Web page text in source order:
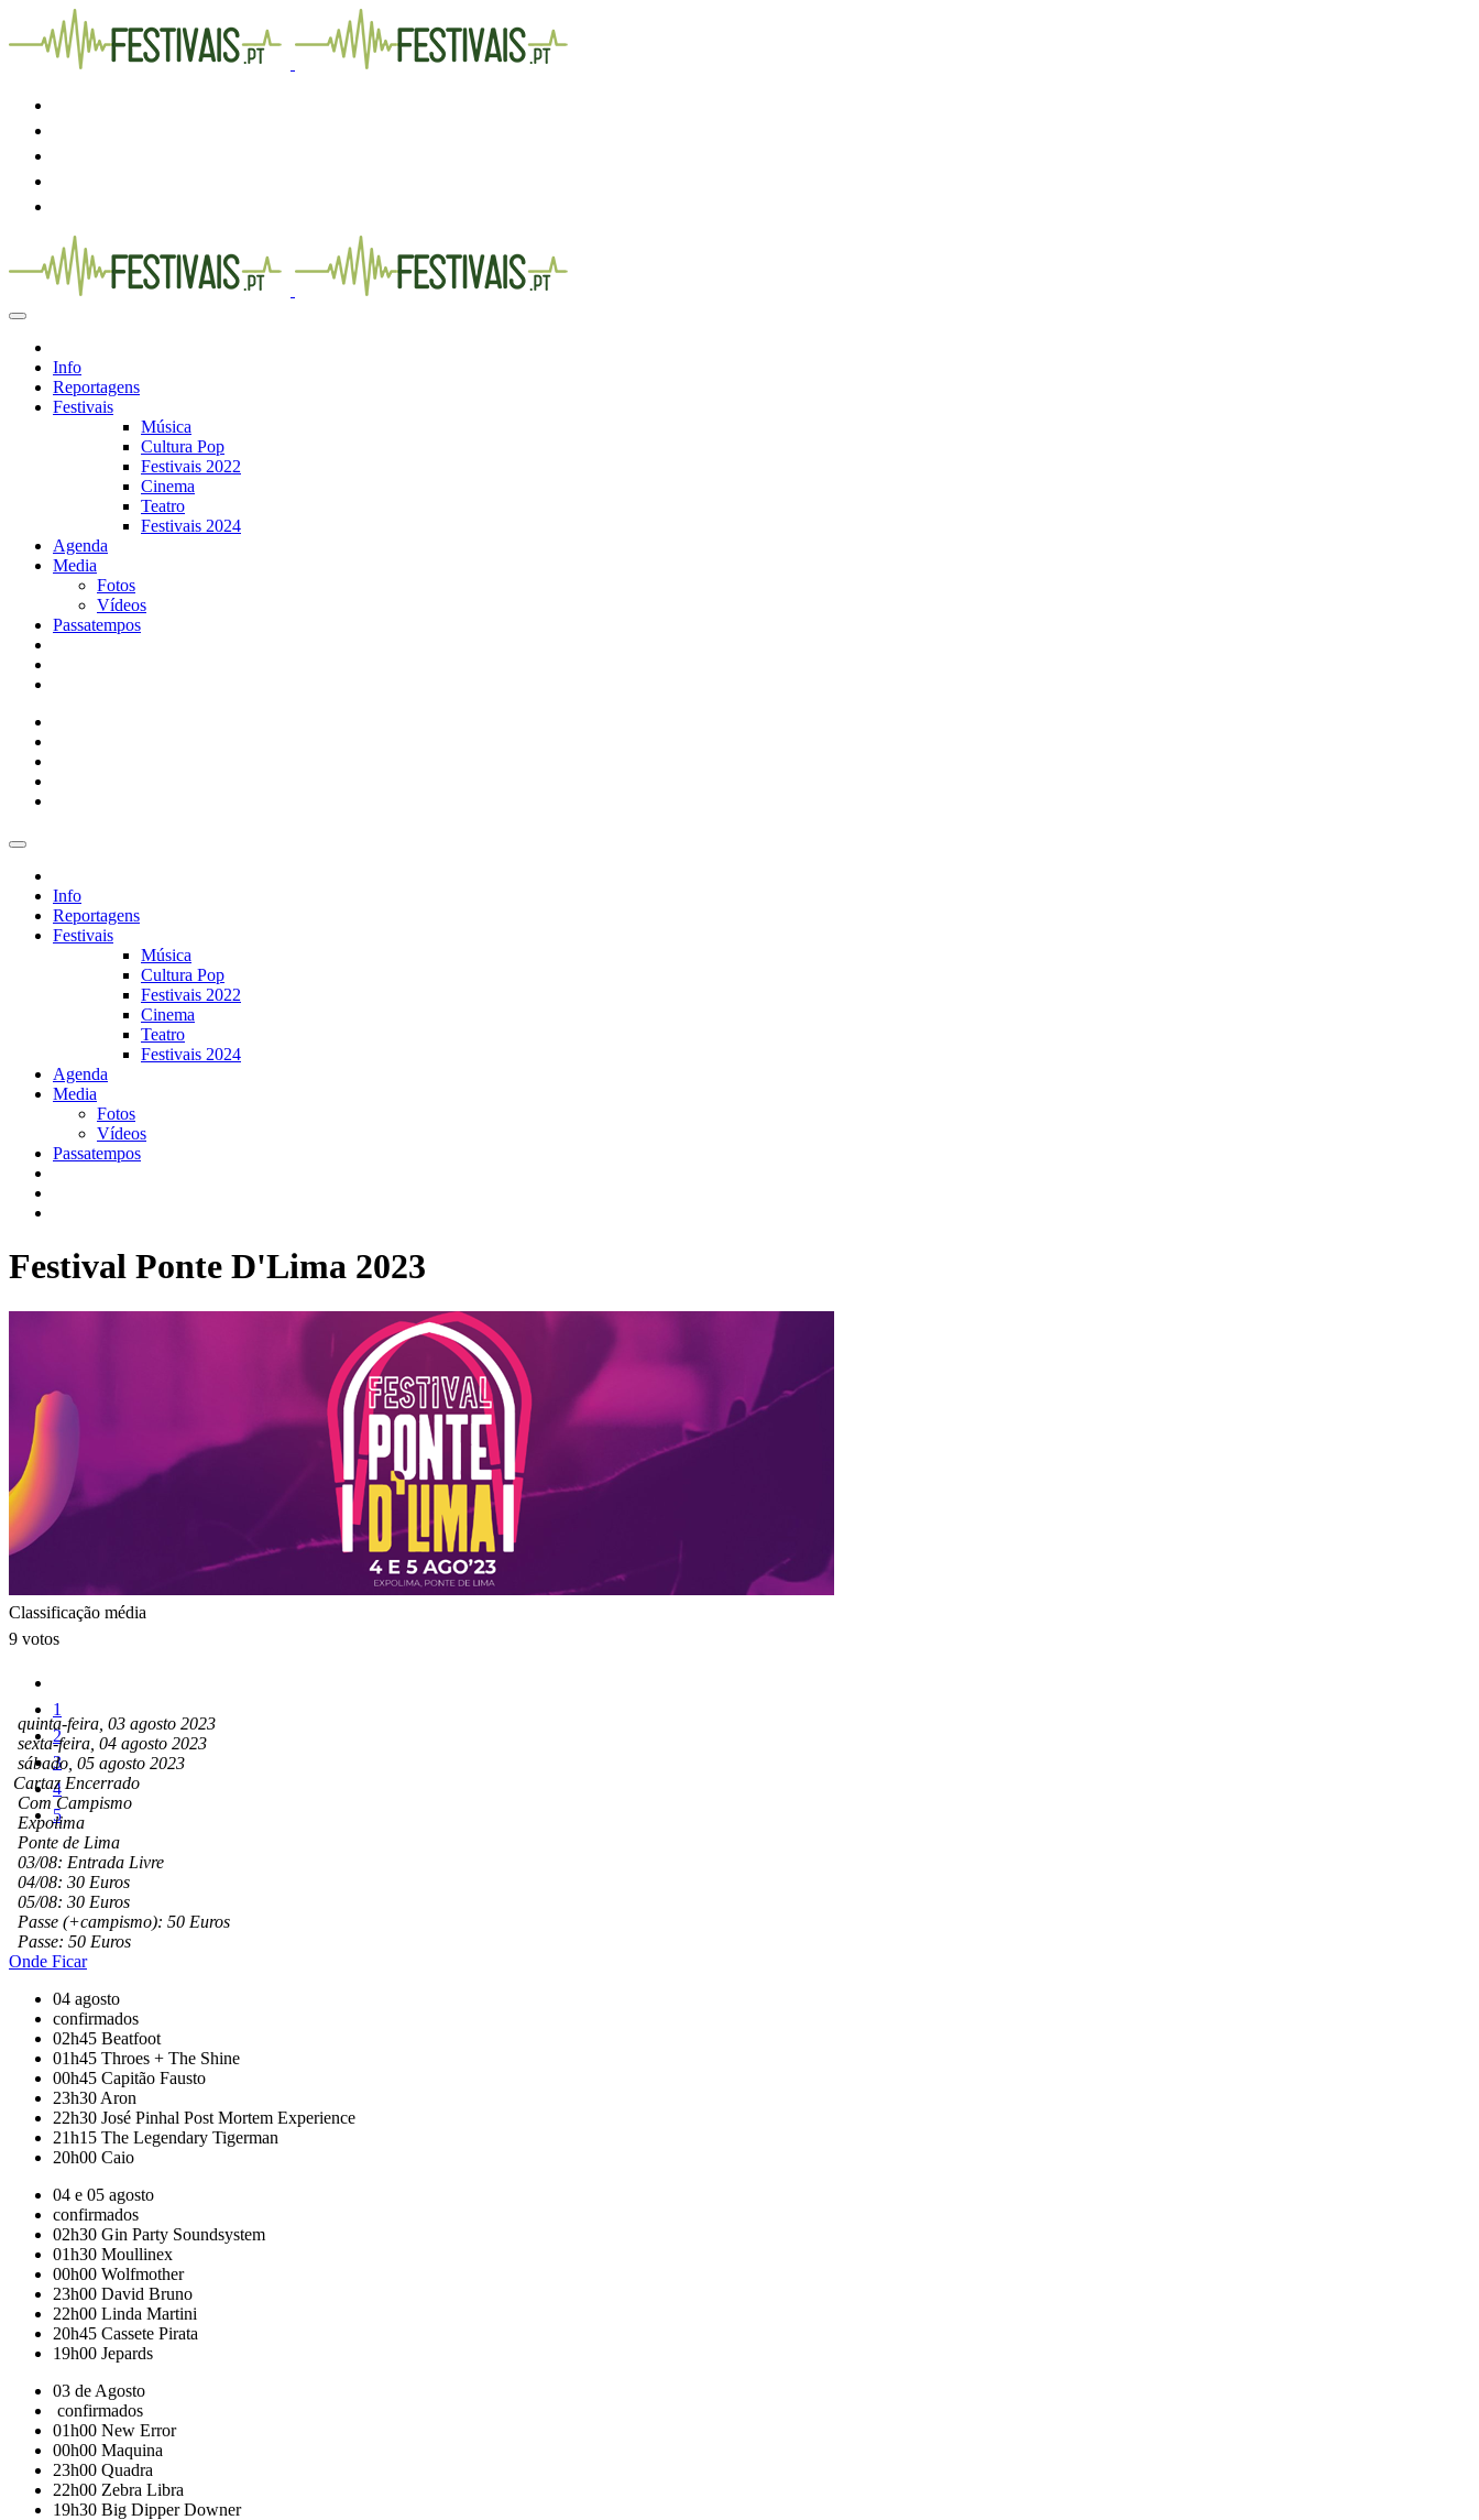
Info
Reportagens
Festivais
Música
Cultura Pop
Festivais 2022
Cinema
Teatro
Festivais 2024
Agenda
Media
Fotos
Vídeos
Passatempos
Info
Reportagens
Festivais
Música
Cultura Pop
Festivais 2022
Cinema
Teatro
Festivais 2024
Agenda
Media
Fotos
Vídeos
Passatempos
Festival Ponte D'Lima 2023
Classificação média
9 votos
1
2
3
4
5
quinta-feira, 03 agosto 2023
sexta-feira, 04 agosto 2023
sábado, 05 agosto 2023
Cartaz Encerrado
Com Campismo
Expolima
Ponte de Lima
03/08: Entrada Livre
04/08: 30 Euros
05/08: 30 Euros
Passe (+campismo): 50 Euros
Passe: 50 Euros
Onde Ficar
04 agosto
confirmados
02h45 Beatfoot
01h45 Throes + The Shine
00h45 Capitão Fausto
23h30 Aron
22h30 José Pinhal Post Mortem Experience
21h15 The Legendary Tigerman
20h00 Caio
04 e 05 agosto
confirmados
02h30 Gin Party Soundsystem
01h30 Moullinex
00h00 Wolfmother
23h00 David Bruno
22h00 Linda Martini
20h45 Cassete Pirata
19h00 Jepards
03 de Agosto
confirmados
01h00 New Error
00h00 Maquina
23h00 Quadra
22h00 Zebra Libra
19h30 Big Dipper Downer